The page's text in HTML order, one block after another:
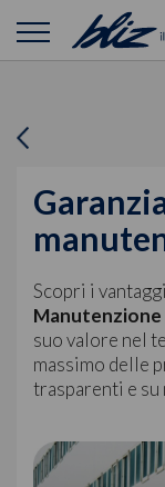
Scopri i
Manutenzione
suo valore nel
massimo delle
trasparenti e su